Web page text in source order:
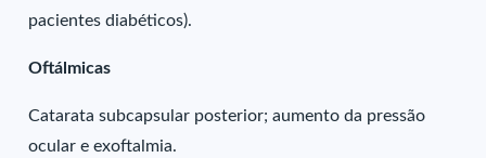
pacientes diabéticos).
Oftálmicas
Catarata subcapsular posterior; aumento da pressão
ocular e exoftalmia.